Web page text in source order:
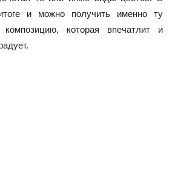
и можно получить именно ту
композицию, которая впечатлит и